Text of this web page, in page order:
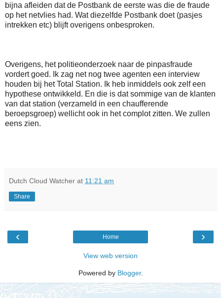
bijna afleiden dat de Postbank de eerste was die de fraude
op het netvlies had. Wat diezelfde Postbank doet (pasjes
intrekken etc) blijft overigens onbesproken.
Overigens, het politieonderzoek naar de pinpasfraude
vordert goed. Ik zag net nog twee agenten een interview
houden bij het Total Station. Ik heb inmiddels ook zelf een
hypothese ontwikkeld. En die is dat sommige van de klanten
van dat station (verzameld in een chaufferende
beroepsgroep) wellicht ook in het complot zitten. We zullen
eens zien.
Dutch Cloud Watcher at 11:21 am
Share
‹ ›
Home
View web version
Powered by Blogger.